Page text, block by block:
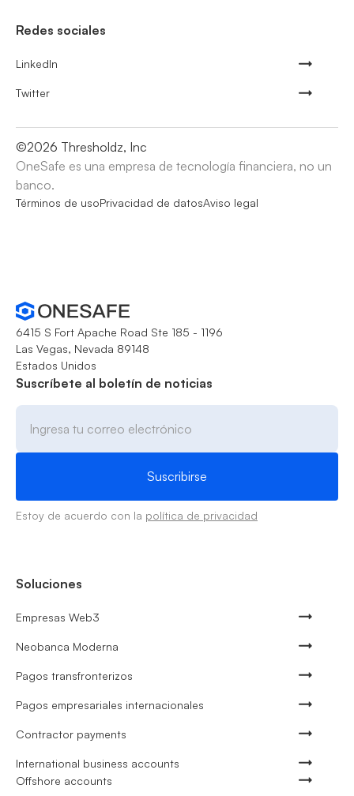
Redes sociales
LinkedIn
Twitter
©2026 Thresholdz, Inc
OneSafe es una empresa de tecnología financiera, no un
banco.
Términos de usoPrivacidad de datosAviso legal
6415 S Fort Apache Road Ste 185 - 1196
Las Vegas, Nevada 89148
Estados Unidos
Suscríbete al boletín de noticias
Estoy de acuerdo con la política de privacidad
Soluciones
Empresas Web3
Neobanca Moderna
Pagos transfronterizos
Pagos empresariales internacionales
Contractor payments
International business accounts
Offshore accounts